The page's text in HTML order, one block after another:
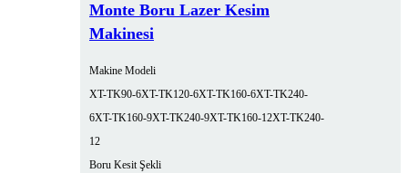
Monte Boru Lazer Kesim
Makinesi
Makine Modeli
XT-TK90-6XT-TK120-6XT-TK160-6XT-TK240-
6XT-TK160-9XT-TK240-9XT-TK160-12XT-TK240-
12
Boru Kesit Şekli